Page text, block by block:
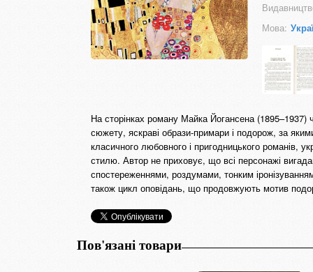
Мова:
На сторінках роману Майка Йогансена (1895–1937)
сюжету, яскраві образи-примари і подорож, за
класичного любовного і пригодницького романів,
стилю. Автор не приховує, що всі персонажі
спостереженнями, роздумами, тонким
також цикл оповідань, що продовжують мотив
Пов'язані товари